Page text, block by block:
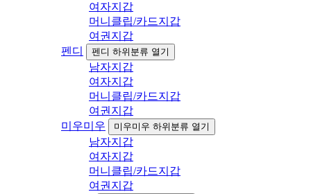
여자지갑
머니클립/카드지갑
여권지갑
펜디
펜디 하위분류 열기
남자지갑
여자지갑
머니클립/카드지갑
여권지갑
미우미우
미우미우 하위분류 열기
남자지갑
여자지갑
머니클립/카드지갑
여권지갑